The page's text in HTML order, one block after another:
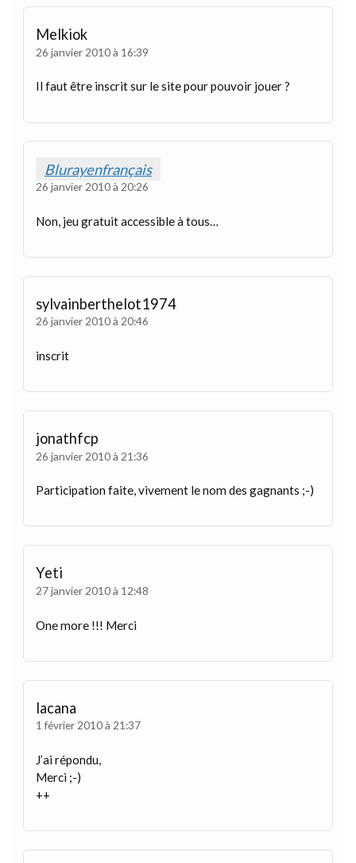
Melkiok
26 janvier 2010 à 16:39
Il faut être inscrit sur le site pour pouvoir jouer ?
Blurayenfrançais
26 janvier 2010 à 20:26
Non, jeu gratuit accessible à tous…
sylvainberthelot1974
26 janvier 2010 à 20:46
inscrit
jonathfcp
26 janvier 2010 à 21:36
Participation faite, vivement le nom des gagnants ;-)
Yeti
27 janvier 2010 à 12:48
One more !!! Merci
lacana
1 février 2010 à 21:37
J’ai répondu,
Merci ;-)
++